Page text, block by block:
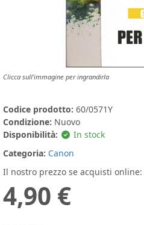
Clicca sull'immagine per ingrandirla
Codice prodotto: 60/0571Y
Condizione: Nuovo
Disponibilità:
In stock
Categoria: Canon
Il nostro prezzo se acquisti online:
4,90 €